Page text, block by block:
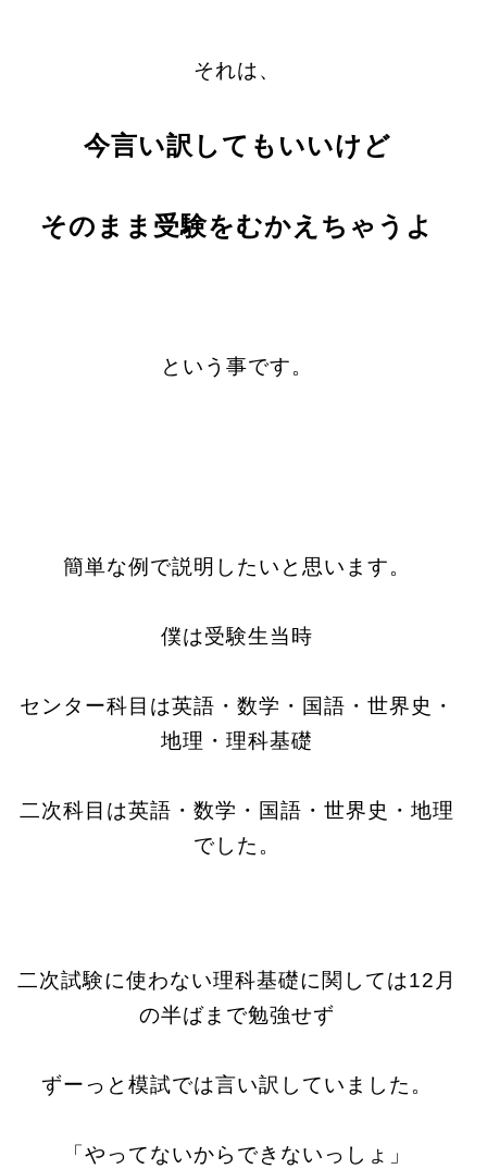
それは、
今言い訳してもいいけど
そのまま受験をむかえちゃうよ
という事です。
簡単な例で説明したいと思います。
僕は受験生当時
センター科目は英語・数学・国語・世界史・
地理・理科基礎
二次科目は英語・数学・国語・世界史・地理
でした。
二次試験に使わない理科基礎に関しては12月
の半ばまで勉強せず
ずーっと模試では言い訳していました。
「やってないからできないっしょ」